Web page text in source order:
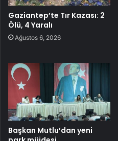
Gaziantep’te Tır Kazası: 2
Ölü, 4 Yaralı
Ağustos 6, 2026
Başkan Mutlu’dan yeni